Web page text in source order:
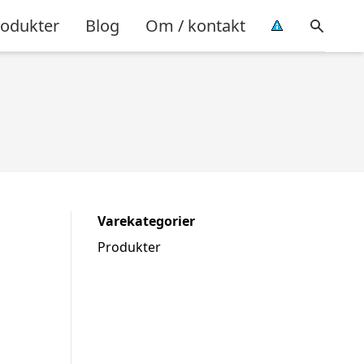
Blog Om / kontakt
Varekategorier
Produkter